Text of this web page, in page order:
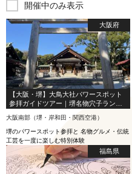
開催中のみ表示
大阪府
【大阪・堺】大鳥大社パワースポット
参拝ガイドツアー｜堺名物穴子ランチ
大阪南部（堺・岸和田・関西空港）
堺のパワースポット参拝と 名物グルメ・伝統
工芸を一度に楽しむ特別体験
福島県